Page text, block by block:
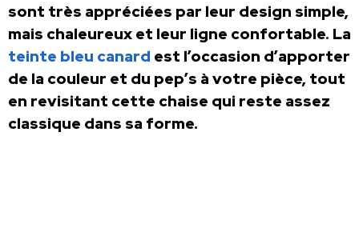
sont très appréciées par leur design simple,
mais chaleureux et leur ligne confortable. La
teinte bleu canard est l’occasion d’apporter
de la couleur et du pep’s à votre pièce, tout
en revisitant cette chaise qui reste assez
classique dans sa forme.